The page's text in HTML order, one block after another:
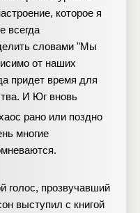
которое я
всегда
словами "Мы
от наших
придет время для
И Юг вновь
рано или поздно
многие
голос, прозвучавший
выступил с книгой